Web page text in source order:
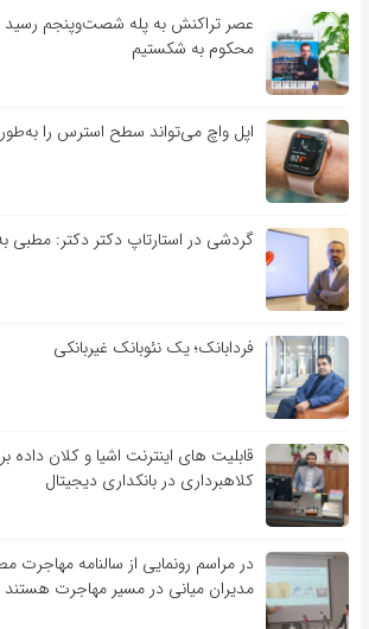
عصر تراکنش به پله شصت‌وپنجم رسید
محکوم به شکستیم
اپل واچ می‌تواند سطح استرس را
گردشی در استارتاپ دکتر دکتر: مطبی
فردابانک؛ یک نئوبانک غیربانکی
قابلیت ‏های اینترنت اشیا و کلان‏
کلاهبرداری در بانکداری دیجیتال
در مراسم رونمایی از سالنامه مهاجرت
مدیران میانی در مسیر مهاجرت هستند